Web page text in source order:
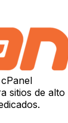
sitios de